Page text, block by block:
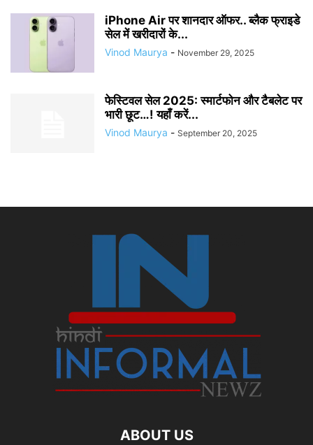
iPhone Air पर शानदार ऑफर.. ब्लैक फ्राइडे
सेल में खरीदारों के...
Vinod Maurya - November 29, 2025
फेस्टिवल सेल 2025: स्मार्टफोन और टैबलेट पर
भारी छूट…! यहाँ करें...
Vinod Maurya - September 20, 2025
ABOUT US